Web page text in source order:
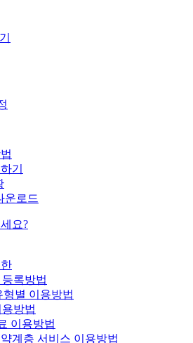
기
운로드
요?
록방법
형별 이용방법
방법
이용방법
계층 서비스 이용방법